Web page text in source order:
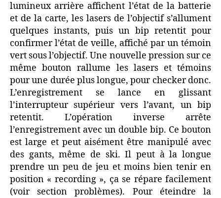
lumineux arrière affichent l’état de la batterie
et de la carte, les lasers de l’objectif s’allument
quelques instants, puis un bip retentit pour
confirmer l’état de veille, affiché par un témoin
vert sous l’objectif. Une nouvelle pression sur ce
même bouton rallume les lasers et témoins
pour une durée plus longue, pour checker donc.
L’enregistrement se lance en glissant
l’interrupteur supérieur vers l’avant, un bip
retentit. L’opération inverse arrête
l’enregistrement avec un double bip. Ce bouton
est large et peut aisément être manipulé avec
des gants, même de ski. Il peut à la longue
prendre un peu de jeu et moins bien tenir en
position « recording », ça se répare facilement
(voir section problèmes). Pour éteindre la